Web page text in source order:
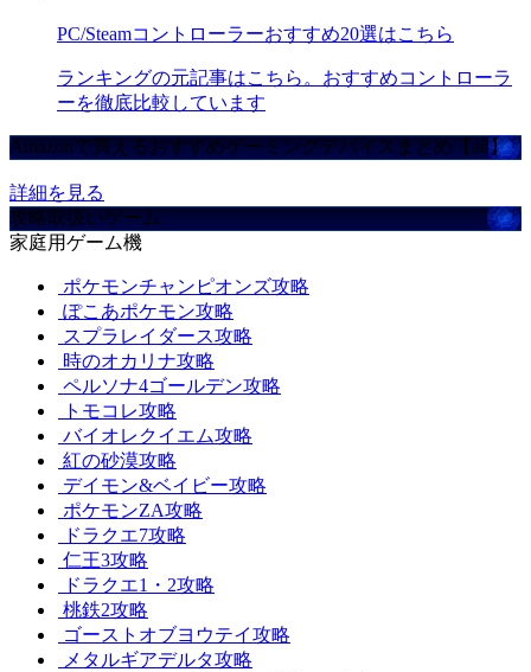
PC/Steamコントローラーおすすめ20選はこちら
ランキングの元記事はこちら。おすすめコントローラ
ーを徹底比較しています
Amazonで買えるおすすめゲーミングデバイスまとめ【ad】
詳細を見る
攻略取扱いゲーム
家庭用ゲーム機
ポケモンチャンピオンズ攻略
ぽこあポケモン攻略
スプラレイダース攻略
時のオカリナ攻略
ペルソナ4ゴールデン攻略
トモコレ攻略
バイオレクイエム攻略
紅の砂漠攻略
デイモン&ベイビー攻略
ポケモンZA攻略
ドラクエ7攻略
仁王3攻略
ドラクエ1・2攻略
桃鉄2攻略
ゴーストオブヨウテイ攻略
メタルギアデルタ攻略